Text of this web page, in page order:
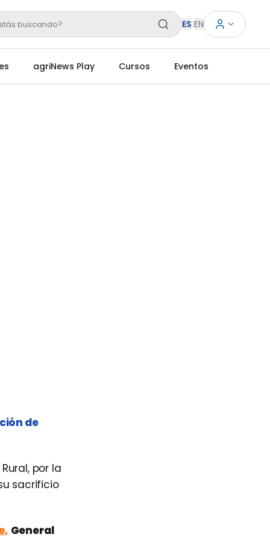
buscando? ES|EN
agriNews Play Cursos Eventos
de
por la
sacrificio
, General